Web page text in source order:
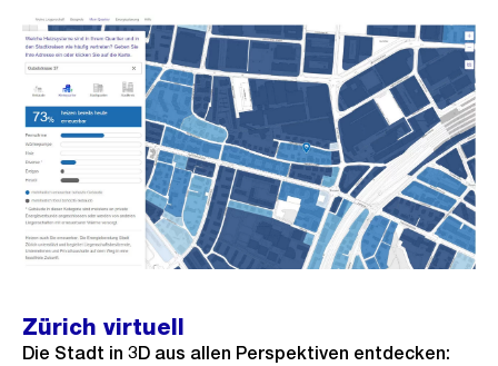
Zürich virtuell
Die Stadt in 3D aus allen Perspektiven entdecken: